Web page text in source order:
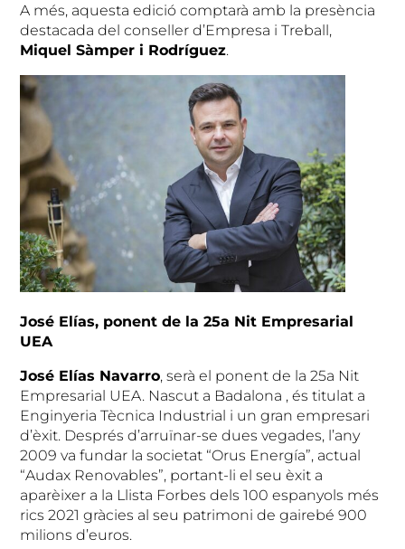
A més, aquesta edició comptarà amb la presència
destacada del conseller d’Empresa i Treball,
Miquel Sàmper i Rodríguez.
José Elías, ponent de la 25a Nit Empresarial
UEA
José Elías Navarro, serà el ponent de la 25a Nit
Empresarial UEA. Nascut a Badalona , és titulat a
Enginyeria Tècnica Industrial i un gran empresari
d’èxit. Després d’arruïnar-se dues vegades, l’any
2009 va fundar la societat “Orus Energía”, actual
“Audax Renovables”, portant-li el seu èxit a
aparèixer a la Llista Forbes dels 100 espanyols més
rics 2021 gràcies al seu patrimoni de gairebé 900
milions d’euros.